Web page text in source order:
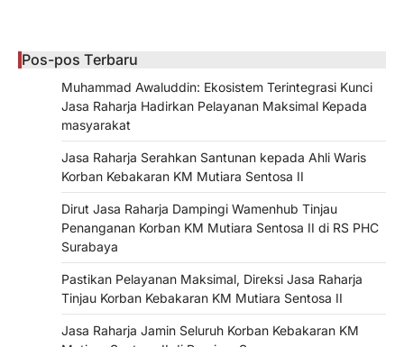
Pos-pos Terbaru
Muhammad Awaluddin: Ekosistem Terintegrasi Kunci
Jasa Raharja Hadirkan Pelayanan Maksimal Kepada
masyarakat
Jasa Raharja Serahkan Santunan kepada Ahli Waris
Korban Kebakaran KM Mutiara Sentosa II
Dirut Jasa Raharja Dampingi Wamenhub Tinjau
Penanganan Korban KM Mutiara Sentosa II di RS PHC
Surabaya
Pastikan Pelayanan Maksimal, Direksi Jasa Raharja
Tinjau Korban Kebakaran KM Mutiara Sentosa II
Jasa Raharja Jamin Seluruh Korban Kebakaran KM